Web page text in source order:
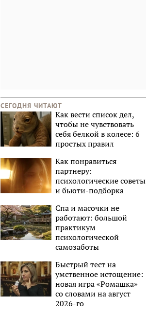
СЕГОДНЯ ЧИТАЮТ
Как вести список дел,
чтобы не чувствовать
себя белкой в колесе: 6
простых правил
Как понравиться
партнеру:
психологические советы
и бьюти-подборка
Спа и масочки не
работают: большой
практикум
психологической
самозаботы
Быстрый тест на
умственное истощение:
новая игра «Ромашка»
со словами на август
2026-го